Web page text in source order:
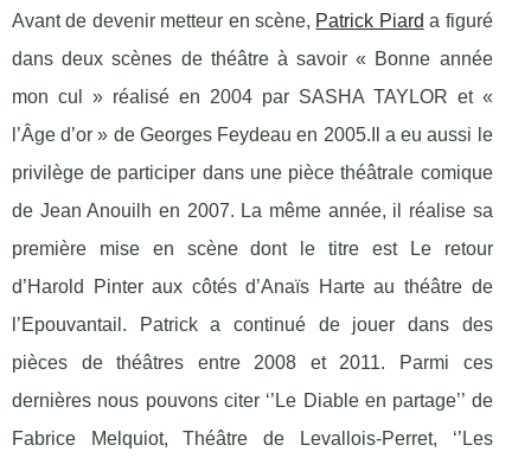
Avant de devenir metteur en scène, Patrick Piard a figuré
dans deux scènes de théâtre à savoir « Bonne année
mon cul » réalisé en 2004 par SASHA TAYLOR et «
l’Âge d’or » de Georges Feydeau en 2005.Il a eu aussi le
privilège de participer dans une pièce théâtrale comique
de Jean Anouilh en 2007. La même année, il réalise sa
première mise en scène dont le titre est Le retour
d’Harold Pinter aux côtés d’Anaïs Harte au théâtre de
l’Epouvantail. Patrick a continué de jouer dans des
pièces de théâtres entre 2008 et 2011. Parmi ces
dernières nous pouvons citer ‘’Le Diable en partage’’ de
Fabrice Melquiot, Théâtre de Levallois-Perret, ‘’Les